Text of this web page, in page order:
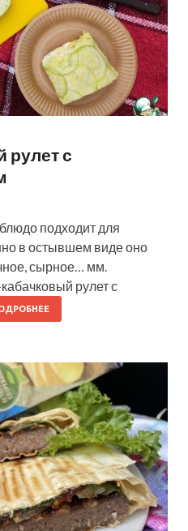
рулет с
подходит для
в остывшем виде оно
сырное… мм.
рулет с